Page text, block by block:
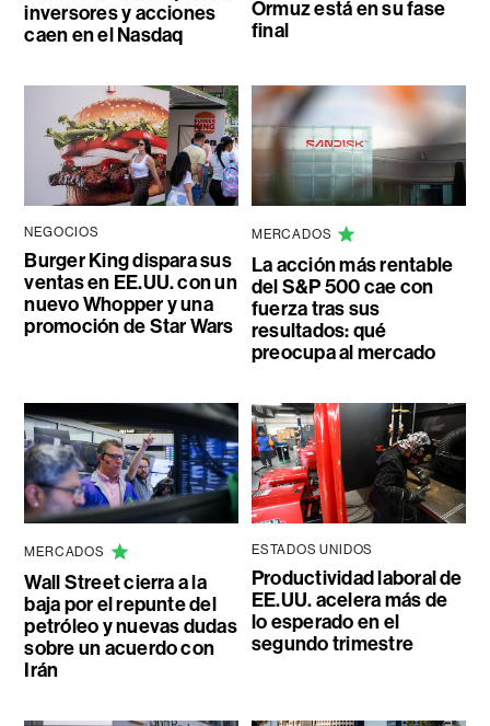
inversores y acciones
caen en el Nasdaq
Ormuz está en su fase
final
NEGOCIOS
Burger King dispara sus
ventas en EE.UU. con un
nuevo Whopper y una
promoción de Star Wars
MERCADOS
La acción más rentable
del S&P 500 cae con
fuerza tras sus
resultados: qué
preocupa al mercado
MERCADOS
Wall Street cierra a la
baja por el repunte del
petróleo y nuevas dudas
sobre un acuerdo con
Irán
ESTADOS UNIDOS
Productividad laboral de
EE.UU. acelera más de
lo esperado en el
segundo trimestre